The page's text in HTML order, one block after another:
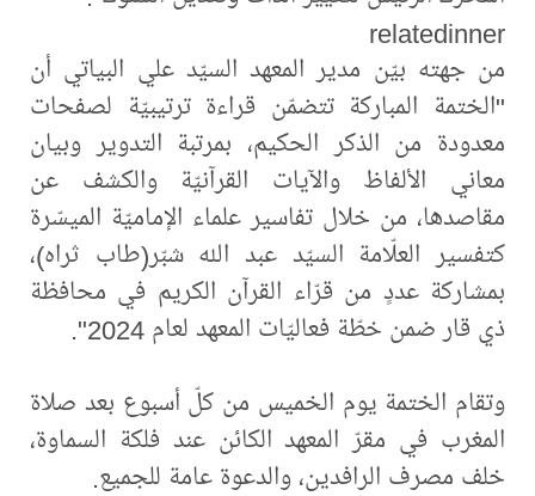
relatedinner
من جهته بيّن مدير المعهد السيّد علي البياتي أن
"الختمة المباركة تتضمّن قراءة ترتيبيّة لصفحات
معدودة من الذكر الحكيم، بمرتبة التدوير وبيان
معاني الألفاظ والآيات القرآنيّة والكشف عن
مقاصدها، من خلال تفاسير علماء الإماميّة الميسّرة
كتفسير العلّامة السيّد عبد الله شبّر(طاب ثراه)،
بمشاركة عددٍ من قرّاء القرآن الكريم في محافظة
ذي قار ضمن خطّة فعاليّات المعهد لعام 2024".
وتقام الختمة يوم الخميس من كلّ أسبوع بعد صلاة
المغرب في مقرّ المعهد الكائن عند فلكة السماوة،
خلف مصرف الرافدين، والدعوة عامة للجميع.